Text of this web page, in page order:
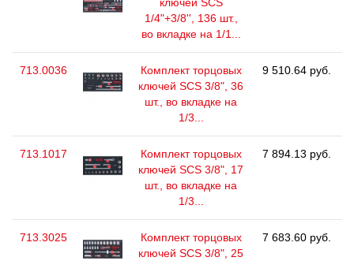
1/4"+3/8'', 136 шт.,
во вкладке на 1/1...
713.0036
Комплект торцовых
ключей SCS 3/8", 36
шт., во вкладке на
1/3...
9 510.64 руб.
713.1017
Комплект торцовых
ключей SCS 3/8", 17
шт., во вкладке на
1/3...
7 894.13 руб.
713.3025
Комплект торцовых
ключей SCS 3/8", 25
7 683.60 руб.